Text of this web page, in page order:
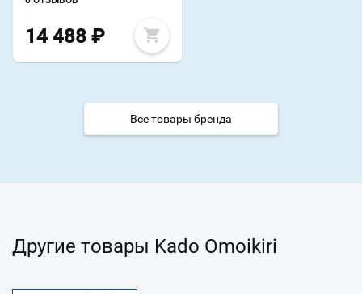
14 488 ₽
Все товары бренда
Другие товары Kado Omoikiri